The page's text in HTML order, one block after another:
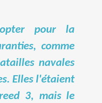
pour la
comme
navales
Elles l'étaient
3, mais le